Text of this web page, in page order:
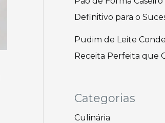
Definitivo para o
Pudim de Leite
Receita Perfeita que
Categorias
Culinária